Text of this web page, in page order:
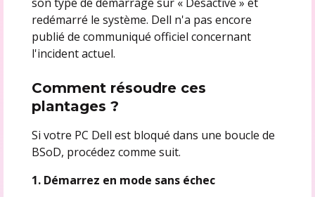
redémarré le système. Dell n'a pas encore
publié de communiqué officiel concernant
l'incident actuel.
Comment résoudre ces
plantages ?
Si votre PC Dell est bloqué dans une boucle de
BSoD, procédez comme suit.
1. Démarrez en mode sans échec